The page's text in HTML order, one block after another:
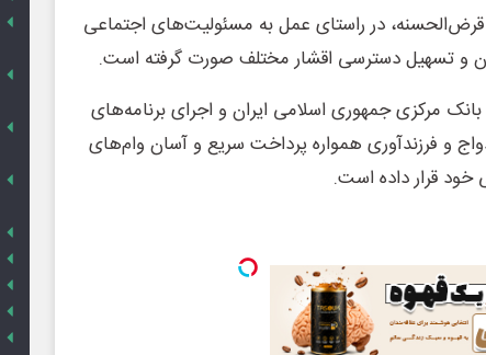
در راستای عمل به مسئولیت‌های اجتماعی
و تسهیل دسترسی اقشار مختلف صورت گرفته است.
مرکزی جمهوری اسلامی ایران و اجرای برنامه‌های
و فرزندآوری همواره پرداخت سریع و آسان وام‌های
خود قرار داده است.